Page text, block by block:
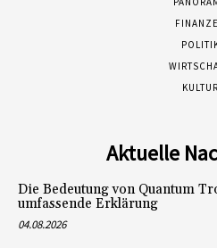
KULTUR
Aktuelle
Die Bedeutung von Quantum
umfassende Erklärung
04.08.2026